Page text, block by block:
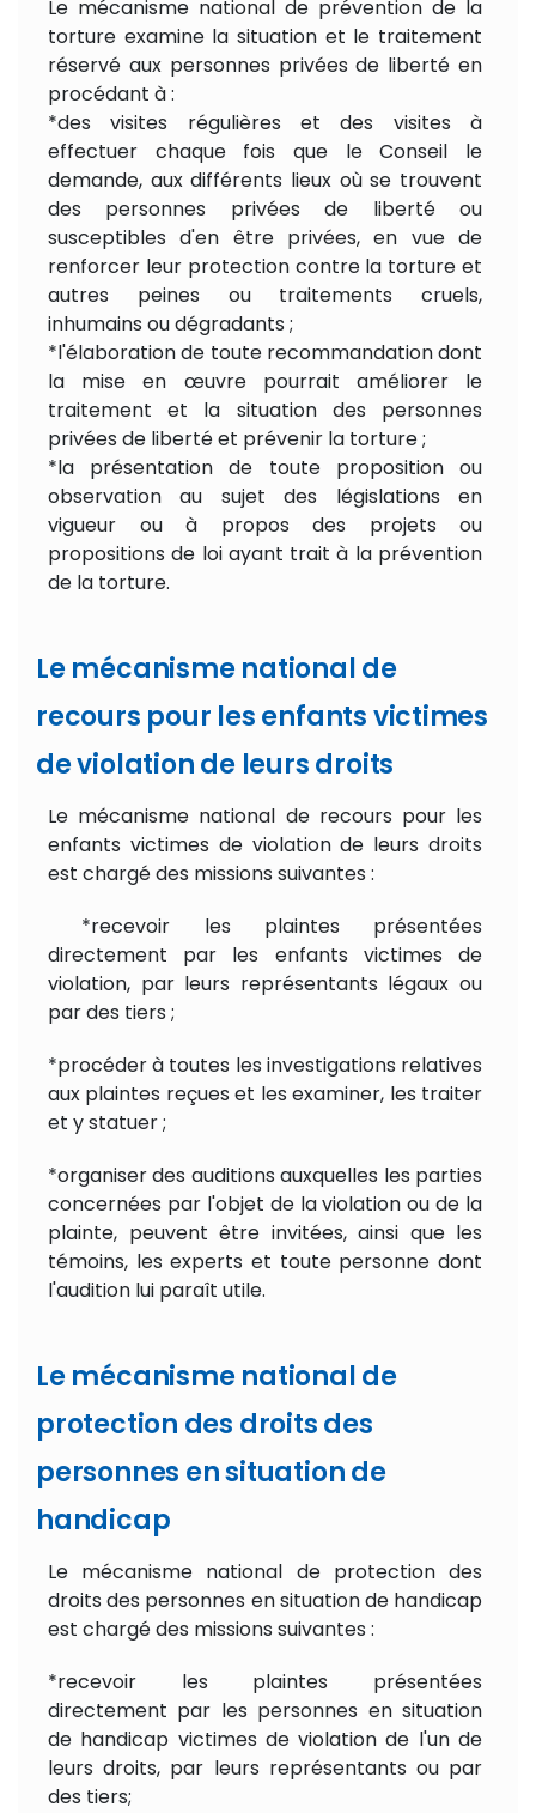
Le mécanisme national de prévention de la
torture examine la situation et le traitement
réservé aux personnes privées de liberté en
procédant à :
*des visites régulières et des visites à
effectuer chaque fois que le Conseil le
demande, aux différents lieux où se trouvent
des personnes privées de liberté ou
susceptibles d'en être privées, en vue de
renforcer leur protection contre la torture et
autres peines ou traitements cruels,
inhumains ou dégradants ;
*l'élaboration de toute recommandation dont
la mise en œuvre pourrait améliorer le
traitement et la situation des personnes
privées de liberté et prévenir la torture ;
*la présentation de toute proposition ou
observation au sujet des législations en
vigueur ou à propos des projets ou
propositions de loi ayant trait à la prévention
de la torture.
Le mécanisme national de
recours pour les enfants victimes
de violation de leurs droits
Le mécanisme national de recours pour les
enfants victimes de violation de leurs droits
est chargé des missions suivantes :
*recevoir les plaintes présentées
directement par les enfants victimes de
violation, par leurs représentants légaux ou
par des tiers ;
*procéder à toutes les investigations relatives
aux plaintes reçues et les examiner, les traiter
et y statuer ;
*organiser des auditions auxquelles les parties
concernées par l'objet de la violation ou de la
plainte, peuvent être invitées, ainsi que les
témoins, les experts et toute personne dont
l'audition lui paraît utile.
Le mécanisme national de
protection des droits des
personnes en situation de
handicap
Le mécanisme national de protection des
droits des personnes en situation de handicap
est chargé des missions suivantes :
*recevoir les plaintes présentées
directement par les personnes en situation
de handicap victimes de violation de l'un de
leurs droits, par leurs représentants ou par
des tiers;